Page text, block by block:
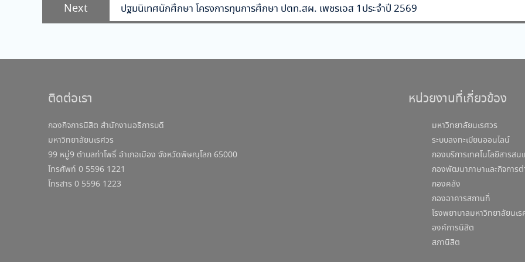
Next
Next
post:
ปฐมนิเทศนักศึกษา โครงการทุนการศึกษา ปตท.สผ. เพชรเอส 1ประจำปี 2569
ติดต่อเรา
กองกิจการนิสิต สำนักงานอธิการบดี
มหาวิทยาลัยนเรศวร
99 หมู่9 ตำบลท่าโพธิ์ อำเภอเมือง จังหวัดพิษณุโลก 65000
โทรศัพท์ 0 5596 1221
โทรสาร 0 5596 1223
หน่วยงานที่เกี่ยวข้อง
มหาวิทยาลัยนเรศวร
ระบบลงทะเบียนออนไลน์
กองบริการเทคโนโลยีสารสน
กองพัฒนาภาษาและกิจการต่
กองคลัง
กองอาคารสถานที่
โรงพยาบาลมหาวิทยาลัยนเร
องค์การนิสิต
สภานิสิต